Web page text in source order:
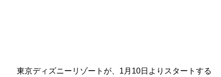
東京ディズニーリゾートが、1月10日よりスタートする